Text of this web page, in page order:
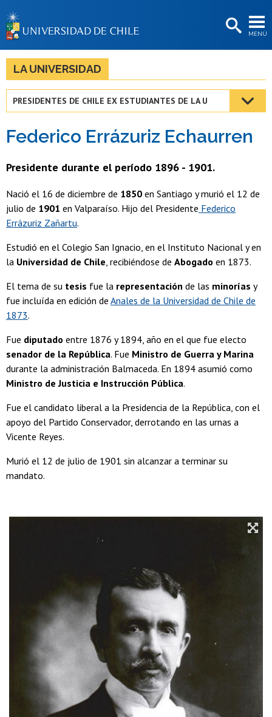
MENÚ
BIBLIOTECAS
LA UNIVERSIDAD
Estudiantes
Académicas/os
Funcionarias/os
LA UNIVERSIDAD
PRESIDENTES DE CHILE EX ESTUDIANTES DE LA U
Federico Errázuriz Echaurren
Presidente durante el período 1896 - 1901.
Nació el 16 de diciembre de 1850 en Santiago y murió el 12 de
julio de 1901 en Valparaíso. Hijo del Presidente Federico
Errázuriz Zañartu.
Estudió en el Colegio San Ignacio, en el Instituto Nacional y en
la Universidad de Chile, recibiéndose de Abogado en 1873.
El tema de su tesis fue la representación de las minorías y
fue incluída en edición de Anales de la Universidad de Chile de
1873.
Fue diputado entre 1876 y 1894, año en el que fue electo
senador de la República. Fue Ministro de Guerra y Marina
durante la administración Balmaceda. En 1894 asumió como
Ministro de Justicia e Instrucción Pública.
Fue el candidato liberal a la Presidencia de la República, con el
apoyo del Partido Conservador, derrotando en las urnas a
Vicente Reyes.
Murió el 12 de julio de 1901 sin alcanzar a terminar su
mandato.